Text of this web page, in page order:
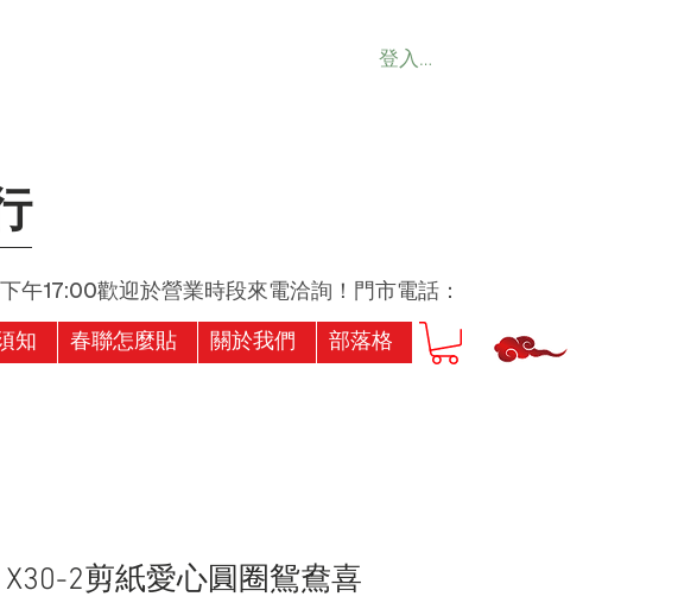
登入會員
午17:00歡迎於營業時段來電洽詢！門市電話：07-7239256或07-
知 春聯怎麼貼 關於我們 部落格
X30-2剪紙愛心圓圈鴛鴦喜